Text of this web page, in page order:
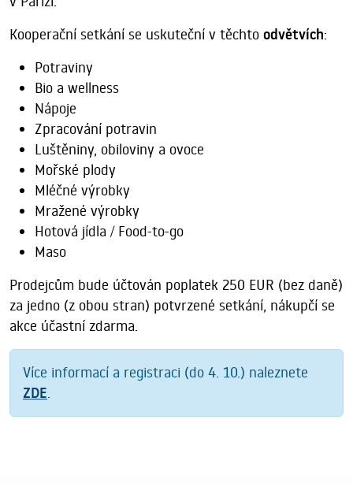
Kooperační setkání se uskuteční v těchto odvětvích:
Potraviny
Bio a wellness
Nápoje
Zpracování potravin
Luštěniny, obiloviny a ovoce
Mořské plody
Mléčné výrobky
Mražené výrobky
Hotová jídla / Food-to-go
Maso
Prodejcům bude účtován poplatek 250 EUR (bez daně)
za jedno (z obou stran) potvrzené setkání, nákupčí se
akce účastní zdarma.
Více informací a registraci (do 4. 10.) naleznete
ZDE.